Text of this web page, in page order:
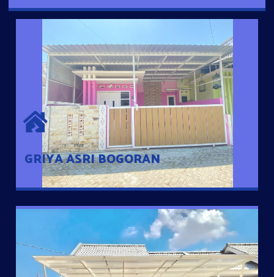
GRIYA ASRI BOGORAN
GRIYA ASRI BOGORAN
Desain Modern Minimalis dengan Konsep Rumah Pintar
Sehingga Memudahkan Penghuni mengakses rumahnya
dengan Ponsel